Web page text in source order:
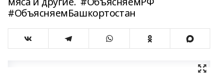
#ОбъясняемБашкортостан